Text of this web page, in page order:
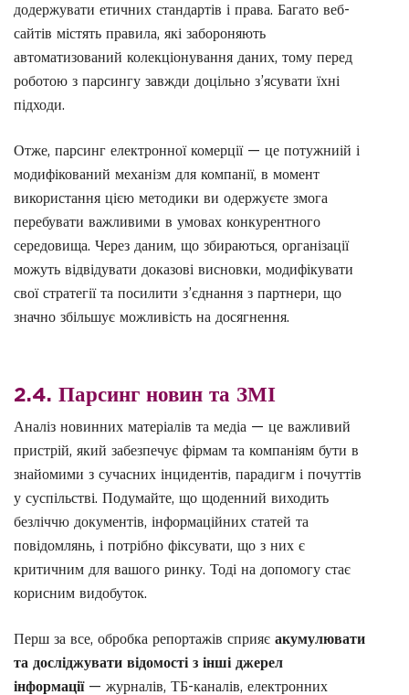
додержувати етичних стандартів і права. Багато веб-
сайтів містять правила, які забороняють
автоматизований колекціонування даних, тому перед
роботою з парсингу завжди доцільно з’ясувати їхні
підходи.
Отже, парсинг електронної комерції — це потужниій і
модифікований механізм для компанії, в момент
використання цією методики ви одержуєте змога
перебувати важливими в умовах конкурентного
середовища. Через даним, що збираються, організації
можуть відвідувати доказові висновки, модифікувати
свої стратегії та посилити з’єднання з партнери, що
значно збільшує можливість на досягнення.
2.4. Парсинг новин та ЗМІ
Аналіз новинних матеріалів та медіа — це важливий
пристрій, який забезпечує фірмам та компаніям бути в
знайомими з сучасних інцидентів, парадигм і почуттів
у суспільстві. Подумайте, що щоденний виходить
безліччю документів, інформаційних статей та
повідомлянь, і потрібно фіксувати, що з них є
критичним для вашого ринку. Тоді на допомогу стає
корисним видобуток.
Перш за все, обробка репортажів сприяє акумулювати
та досліджувати відомості з інші джерел
інформації— журналів, ТБ-каналів, електронних